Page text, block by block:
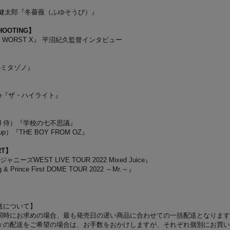
郎『冬薔薇（ふゆそうび）』
】
X』 平沼紀久監督インタビュー
タゾノ』
ザ・ハイライト』
）『学校の七不思議』
）『THE BOY FROM OZ』
】
ャニーズWEST LIVE TOUR 2022 Mixed Juice』
Prince First DOME TOUR 2022 ～Mr.～』
ついて】
にお求めの場合、最も発売日の遅い商品に合わせての一括配送となります
配送をご希望の場合は、お手数をおかけしますが、それぞれ個別にお買い